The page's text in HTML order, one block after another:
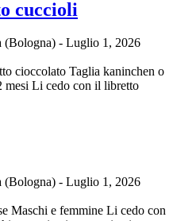
cuccioli
(Bologna) - Luglio 1, 2026
cioccolato Taglia kaninchen o
mesi Li cedo con il libretto
(Bologna) - Luglio 1, 2026
Maschi e femmine Li cedo con